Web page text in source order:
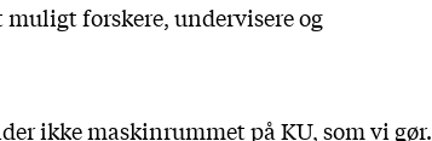
forskere, undervisere og
ikke maskinrummet på KU, som vi gør.